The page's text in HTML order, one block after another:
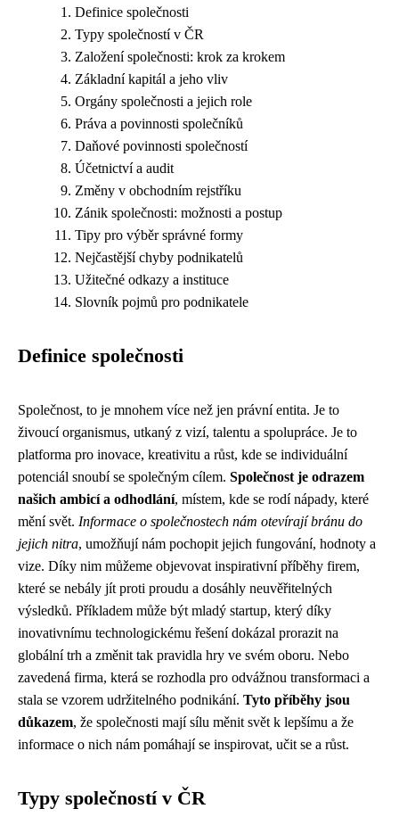
Definice společnosti
Typy společností v ČR
Založení společnosti: krok za krokem
Základní kapitál a jeho vliv
Orgány společnosti a jejich role
Práva a povinnosti společníků
Daňové povinnosti společností
Účetnictví a audit
Změny v obchodním rejstříku
Zánik společnosti: možnosti a postup
Tipy pro výběr správné formy
Nejčastější chyby podnikatelů
Užitečné odkazy a instituce
Slovník pojmů pro podnikatele
Definice společnosti
Společnost, to je mnohem více než jen právní entita. Je to
živoucí organismus, utkaný z vizí, talentu a spolupráce. Je to
platforma pro inovace, kreativitu a růst, kde se individuální
potenciál snoubí se společným cílem. Společnost je odrazem
našich ambicí a odhodlání, místem, kde se rodí nápady, které
mění svět. Informace o společnostech nám otevírají bránu do
jejich nitra, umožňují nám pochopit jejich fungování, hodnoty a
vize. Díky nim můžeme objevovat inspirativní příběhy firem,
které se nebály jít proti proudu a dosáhly neuvěřitelných
výsledků. Příkladem může být mladý startup, který díky
inovativnímu technologickému řešení dokázal prorazit na
globální trh a změnit tak pravidla hry ve svém oboru. Nebo
zavedená firma, která se rozhodla pro odvážnou transformaci a
stala se vzorem udržitelného podnikání. Tyto příběhy jsou
důkazem, že společnosti mají sílu měnit svět k lepšímu a že
informace o nich nám pomáhají se inspirovat, učit se a růst.
Typy společností v ČR